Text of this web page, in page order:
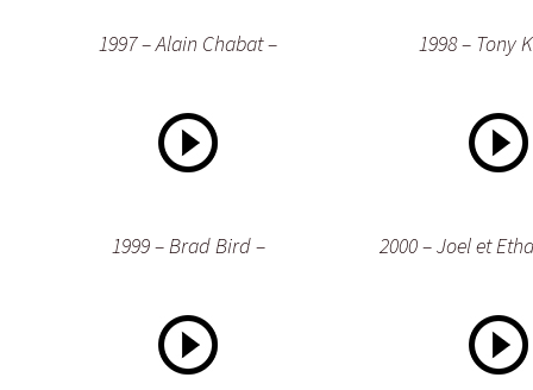
1997 – Alain Chabat – 1998 – Tony
1999 – Brad Bird – 2000 – Joel et